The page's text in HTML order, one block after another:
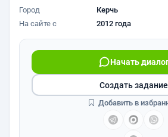
Город
Керчь
На сайте с
2012 года
Начать
Создать задание
Добавить в